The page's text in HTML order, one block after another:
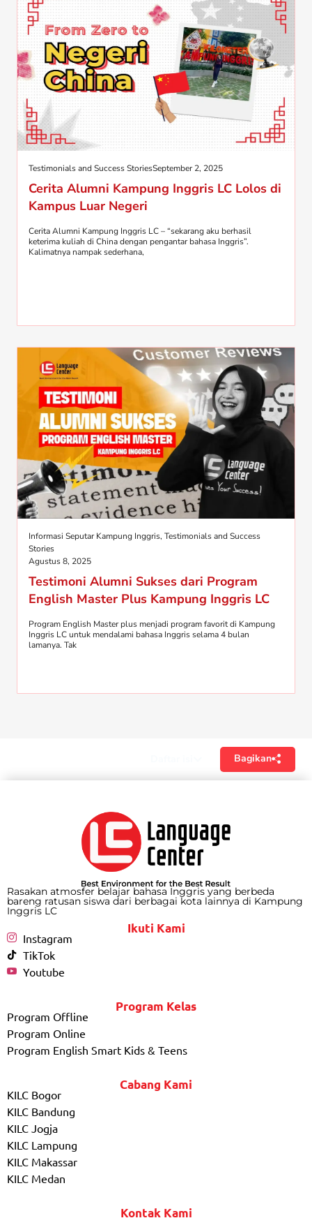
Testimonials and Success StoriesSeptember 2, 2025
Cerita Alumni Kampung Inggris LC Lolos di
Kampus Luar Negeri
Cerita Alumni Kampung Inggris LC – “sekarang aku berhasil
keterima kuliah di China dengan pengantar bahasa Inggris”.
Kalimatnya nampak sederhana,
Informasi Seputar Kampung Inggris, Testimonials and Success
Stories
Agustus 8, 2025
Testimoni Alumni Sukses dari Program
English Master Plus Kampung Inggris LC
Program English Master plus menjadi program favorit di Kampung
Inggris LC untuk mendalami bahasa Inggris selama 4 bulan
lamanya. Tak
Bagikan
Rasakan atmosfer belajar bahasa Inggris yang berbeda
bareng ratusan siswa dari berbagai kota lainnya di Kampung
Inggris LC
Ikuti Kami
Instagram
TikTok
Youtube
Program Kelas
Program Offline
Program Online
Program English Smart Kids & Teens
Cabang Kami
KILC Bogor
KILC Bandung
KILC Jogja
KILC Lampung
KILC Makassar
KILC Medan
Kontak Kami